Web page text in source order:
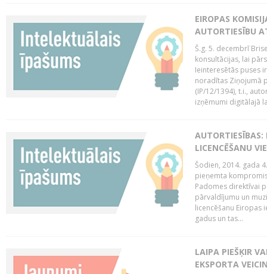
EIROPAS
AUTORTIESĪBU
Š.g. 5. decembrī
konsultācijas, lai
Ieinteresētās puses
noradītas Ziņojumā
(IP/12/1394), t.i.,
izņēmumi digitālajā
AUTORTIESĪBAS:
LICENCĒŠANU
Šodien, 2014. gada
pieņemta
Padomes direktīvai
pārvaldījumu un
licencēšanu Eiropas
gadus un tas...
LAIPA PIEŠĶIR
EKSPORTA